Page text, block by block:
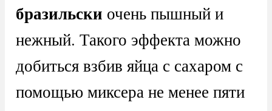
бразильски очень пышный и
нежный. Такого эффекта можно
добиться взбив яйца с сахаром с
помощью миксера не менее пяти